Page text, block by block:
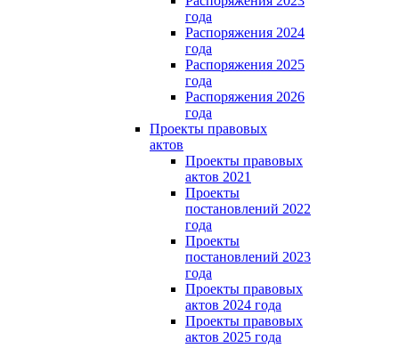
года
Распоряжения 2024
года
Распоряжения 2025
года
Распоряжения 2026
года
Проекты правовых
актов
Проекты правовых
актов 2021
Проекты
постановлений 2022
года
Проекты
постановлений 2023
года
Проекты правовых
актов 2024 года
Проекты правовых
актов 2025 года